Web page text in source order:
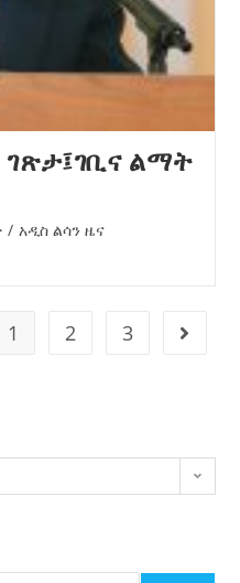
ልማት
/ አዲስ ልሳን ዜና
1 2 3